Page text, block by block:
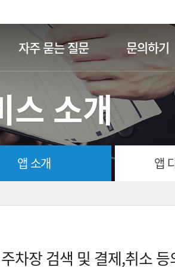
자주 묻는 질문 문의하기
스 소개
앱 소개 앱
차장 검색 및 결제,취소